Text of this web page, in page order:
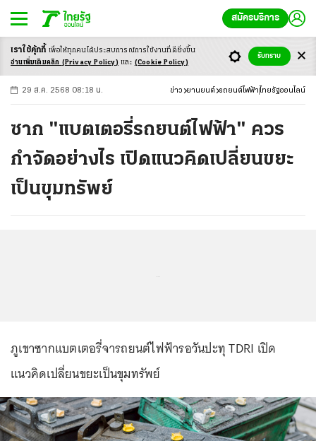
สมัครบริการ
-ก ก ก+
29 ส.ค. 2568 08:18 น. ข่าว ยานยนต์ รถยนต์ไฟฟ้า ไทยรัฐออนไลน์
ซาก "แบตเตอรี่รถยนต์ไฟฟ้า" ควร
กำจัดอย่างไร เปิดแนวคิดเปลี่ยนขยะ
เป็นขุมทรัพย์
ภูเขาซากแบตเตอรี่จารถยนต์ไฟฟ้ารอวันปะทุ TDRI เปิด
แนวคิดเปลี่ยนขยะเป็นขุมทรัพย์
เราใช้คุ้กกี้ เพื่อให้ทุกคนได้ประสบการณ์การใช้งานที่ดียิ่งขึ้น
อ่านเพิ่มเติมคลิก (Privacy Policy) และ (Cookie Policy)
รับทราบ